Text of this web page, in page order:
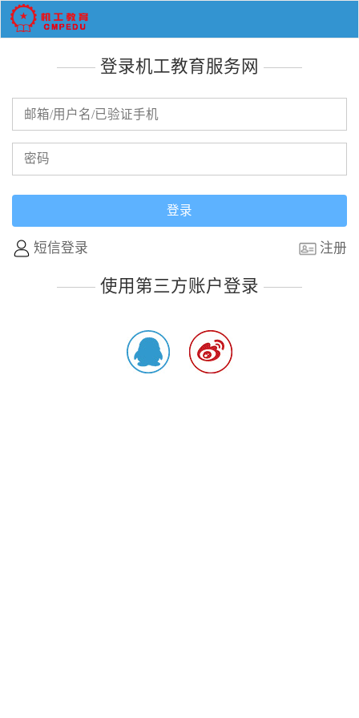
登录机工教育服务网
短信登录 注册
使用第三方账户登录